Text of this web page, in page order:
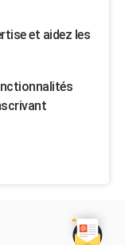
et aidez les